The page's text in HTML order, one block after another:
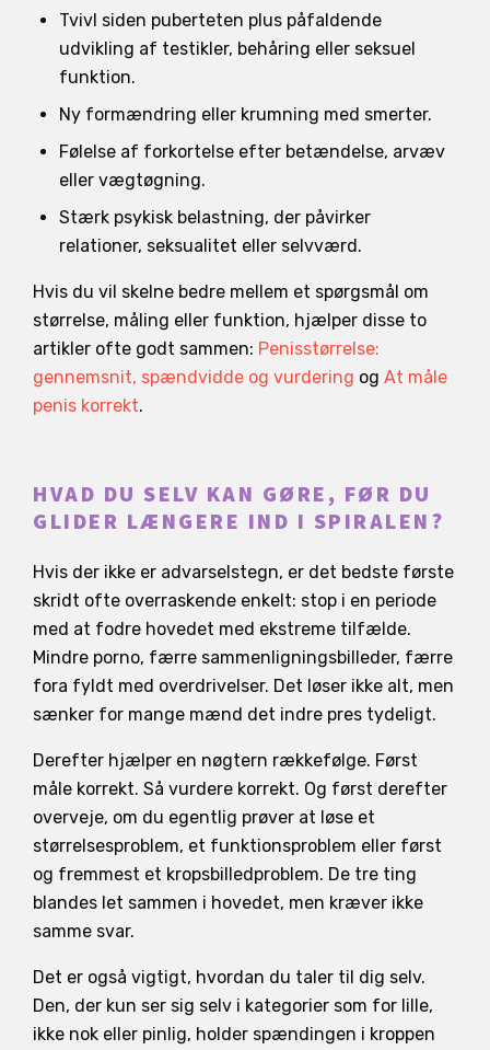
Tvivl siden puberteten plus påfaldende
udvikling af testikler, behåring eller seksuel
funktion.
Ny formændring eller krumning med smerter.
Følelse af forkortelse efter betændelse, arvæv
eller vægtøgning.
Stærk psykisk belastning, der påvirker
relationer, seksualitet eller selvværd.
Hvis du vil skelne bedre mellem et spørgsmål om
størrelse, måling eller funktion, hjælper disse to
artikler ofte godt sammen: Penisstørrelse:
gennemsnit, spændvidde og vurdering og At måle
penis korrekt.
HVAD DU SELV KAN GØRE, FØR DU
GLIDER LÆNGERE IND I SPIRALEN?
Hvis der ikke er advarselstegn, er det bedste første
skridt ofte overraskende enkelt: stop i en periode
med at fodre hovedet med ekstreme tilfælde.
Mindre porno, færre sammenligningsbilleder, færre
fora fyldt med overdrivelser. Det løser ikke alt, men
sænker for mange mænd det indre pres tydeligt.
Derefter hjælper en nøgtern rækkefølge. Først
måle korrekt. Så vurdere korrekt. Og først derefter
overveje, om du egentlig prøver at løse et
størrelsesproblem, et funktionsproblem eller først
og fremmest et kropsbilledproblem. De tre ting
blandes let sammen i hovedet, men kræver ikke
samme svar.
Det er også vigtigt, hvordan du taler til dig selv.
Den, der kun ser sig selv i kategorier som for lille,
ikke nok eller pinlig, holder spændingen i kroppen